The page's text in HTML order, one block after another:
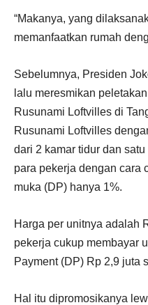
“Makanya, yang
memanfaatkan rumah
Sebelumnya, Presiden
lalu meresmikan
Rusunami Loftvilles di
Rusunami Loftvilles
dari 2 kamar tidur dan
para pekerja dengan cara
muka (DP) hanya 1%.
Harga per unitnya adalah
pekerja cukup membayar
Payment (DP) Rp 2,9 juta
Hal itu dipromosikanya